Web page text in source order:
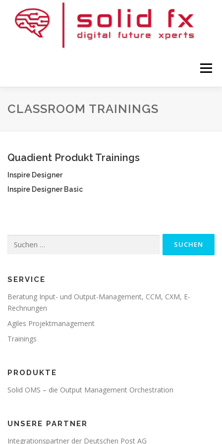
Inhalt
springen
Menü
HOME KONTAKT DATENSCHUTZ
CLASSROOM TRAININGS
Quadient Produkt Trainings
Inspire Designer
Inspire Designer Basic
Suche
SERVICE
Beratung Input- und Output-Management, CCM, CXM, E-
Rechnungen
Agiles Projektmanagement
Trainings
PRODUKTE
Solid OMS – die Output Management Orchestration
UNSERE PARTNER
Integrationspartner der Deutschen Post AG